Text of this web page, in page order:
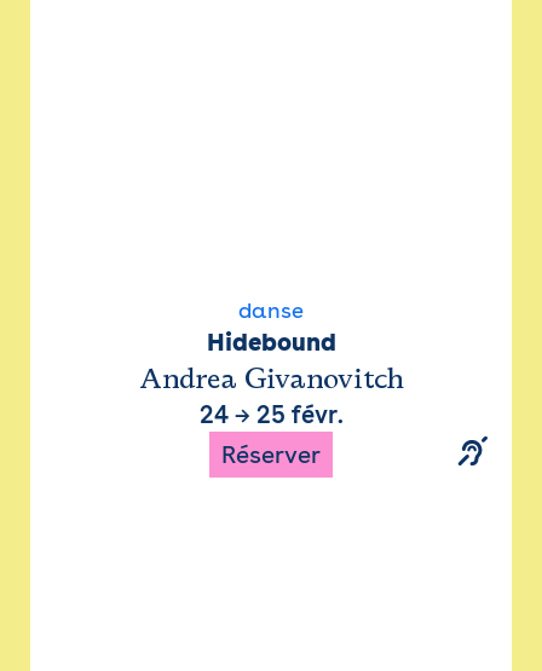
danse
Hidebound
Andrea Givanovitch
24→ 25 févr.
Réserver